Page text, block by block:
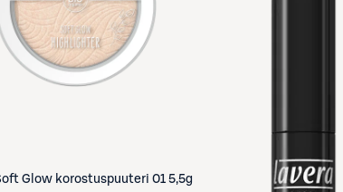
Glow korostuspuuteri 01 5,5g